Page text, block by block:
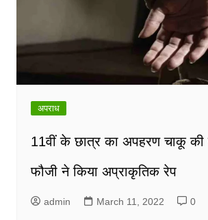
अपराध
11वीं के छात्र का अपहरण चाकू की
फौजी ने किया अप्राकृतिक रेप
admin March 11, 2022 0